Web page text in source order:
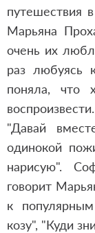
путешествия
Марьяна
очень их
раз любуясь
поняла, что
"Давай
одинокой
нарисую".
говорит
к
козу", "Куди